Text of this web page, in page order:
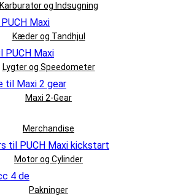
Karburator og Indsugning
Kæder og Tandhjul
Lygter og Speedometer
Maxi 2-Gear
Merchandise
Motor og Cylinder
Pakninger